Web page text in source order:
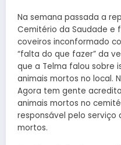
Na semana passada a
Cemitério da Saudade e
coveiros inconformado
“falta do que fazer” da
que a Telma falou sobre
animais mortos no local.
Agora tem gente
animais mortos no
responsável pelo serviço
mortos.